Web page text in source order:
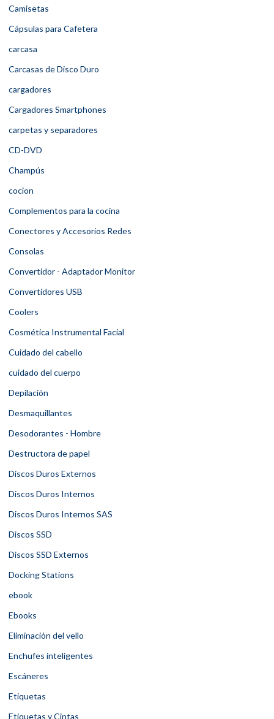
Camisetas
Cápsulas para Cafetera
carcasa
Carcasas de Disco Duro
cargadores
Cargadores Smartphones
carpetas y separadores
CD-DVD
Champús
cocion
Complementos para la cocina
Conectores y Accesorios Redes
Consolas
Convertidor - Adaptador Monitor
Convertidores USB
Coolers
Cosmética Instrumental Facial
Cuidado del cabello
cuidado del cuerpo
Depilación
Desmaquillantes
Desodorantes - Hombre
Destructora de papel
Discos Duros Externos
Discos Duros Internos
Discos Duros Internos SAS
Discos SSD
Discos SSD Externos
Docking Stations
ebook
Ebooks
Eliminación del vello
Enchufes inteligentes
Escáneres
Etiquetas
Etiquetas y Cintas